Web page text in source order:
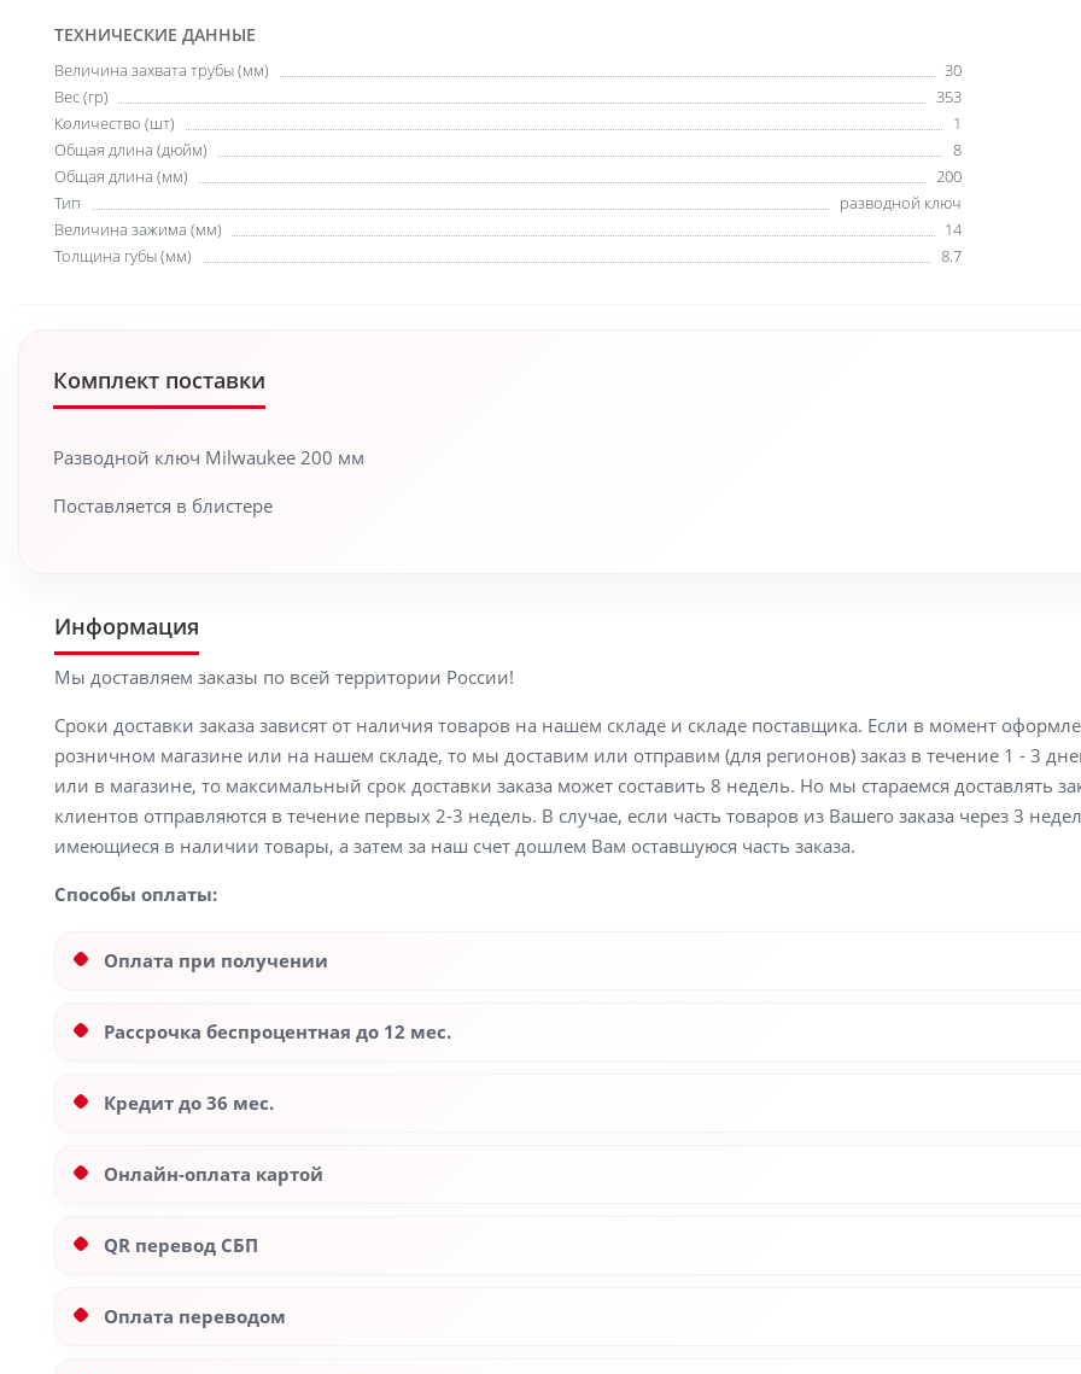
ТЕХНИЧЕСКИЕ ДАННЫЕ
Величина захвата трубы (мм)
30
Вес (гр)
353
Количество (шт)
1
Общая длина (дюйм)
8
Общая длина (мм)
200
Тип
разводной ключ
Величина зажима (мм)
14
Толщина губы (мм)
8.7
Комплект поставки
Разводной ключ Milwaukee 200 мм
Поставляется в блистере
Информация
Мы доставляем заказы по всей территории России!
Сроки доставки заказа зависят от наличия товаров на нашем складе и складе поставщика. Если в момент
розничном магазине или на нашем складе, то мы доставим или отправим (для регионов) заказ в течение 1 - 3
или в магазине, то максимальный срок доставки заказа может составить 8 недель. Но мы стараемся доставлять
клиентов отправляются в течение первых 2-3 недель. В случае, если часть товаров из Вашего заказа через 3
имеющиеся в наличии товары, а затем за наш счет дошлем Вам оставшуюся часть заказа.
Способы оплаты:
Оплата при получении
Рассрочка беспроцентная до 12 мес.
Кредит до 36 мес.
Онлайн-оплата картой
QR перевод СБП
Оплата переводом